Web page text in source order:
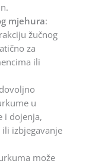
mjehura:
žučnog
za
ili
u
i dojenja,
izbjegavanje
može